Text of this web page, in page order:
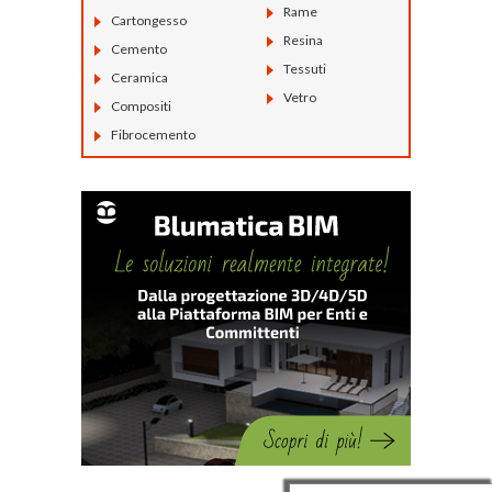
Cartongesso
Cemento
Ceramica
Compositi
Fibrocemento
Rame
Resina
Tessuti
Vetro